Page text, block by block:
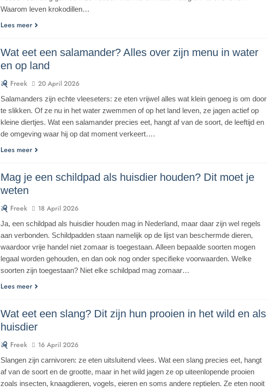
Waarom leven krokodillen…
Lees meer
Wat eet een salamander? Alles over zijn menu in water
en op land
Freek 20 April 2026
Salamanders zijn echte vleeseters: ze eten vrijwel alles wat klein genoeg is om door
te slikken. Of ze nu in het water zwemmen of op het land leven, ze jagen actief op
kleine diertjes. Wat een salamander precies eet, hangt af van de soort, de leeftijd en
de omgeving waar hij op dat moment verkeert….
Lees meer
Mag je een schildpad als huisdier houden? Dit moet je
weten
Freek 18 April 2026
Ja, een schildpad als huisdier houden mag in Nederland, maar daar zijn wel regels
aan verbonden. Schildpadden staan namelijk op de lijst van beschermde dieren,
waardoor vrije handel niet zomaar is toegestaan. Alleen bepaalde soorten mogen
legaal worden gehouden, en dan ook nog onder specifieke voorwaarden. Welke
soorten zijn toegestaan? Niet elke schildpad mag zomaar…
Lees meer
Wat eet een slang? Dit zijn hun prooien in het wild en als
huisdier
Freek 16 April 2026
Slangen zijn carnivoren: ze eten uitsluitend vlees. Wat een slang precies eet, hangt
af van de soort en de grootte, maar in het wild jagen ze op uiteenlopende prooien
zoals insecten, knaagdieren, vogels, eieren en soms andere reptielen. Ze eten nooit